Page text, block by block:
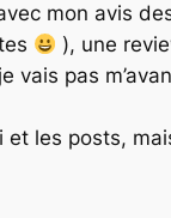
mon avis
), une
vais pas
et les posts,